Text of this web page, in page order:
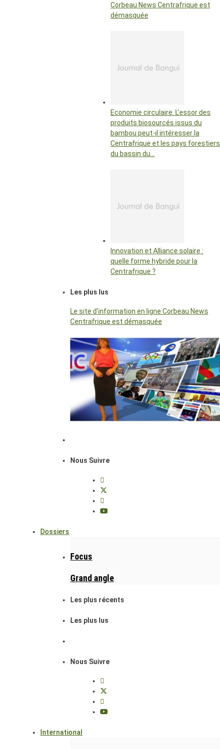
Corbeau News Centrafrique est
démasquée
Economie circulaire. L’essor des
produits biosourcés issus du
bambou peut-il intéresser la
Centrafrique et les pays forestiers
du bassin du…
Innovation et Alliance solaire :
quelle forme hybride pour la
Centrafrique ?
Les plus lus
Le site d’information en ligne Corbeau News
Centrafrique est démasquée
Nous Suivre
Dossiers
Focus
Grand angle
Les plus récents
Les plus lus
Nous Suivre
International